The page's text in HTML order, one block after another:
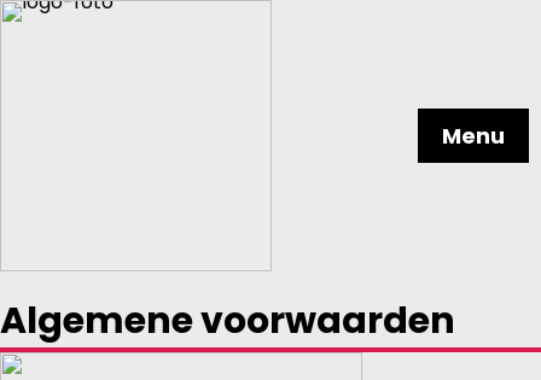
Menu
Algemene voorwaarden